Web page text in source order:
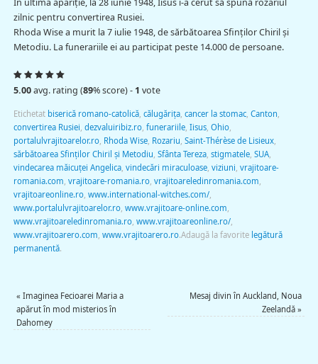
În ultima apariție, la 28 iunie 1948, Iisus i-a cerut să spună rozariul
zilnic pentru convertirea Rusiei.
Rhoda Wise a murit la 7 iulie 1948, de sărbătoarea Sfinților Chiril și
Metodiu. La funerariile ei au participat peste 14.000 de persoane.
5.00avg. rating (89% score) - 1 vote
Etichetat biserică romano-catolică, călugărița, cancer la stomac, Canton
convertirea Rusiei dezvaluiribiz.ro, funerariile, Iisus, Ohio,
portalulvrajitoarelor.ro, Rhoda Wise, Rozariu Saint-Thérèse de Lisieux,
sărbătoarea Sfinților Chiril și Metodiu Sfânta Tereza, stigmatele, SUA,
vindecarea măicuţei Angelica, vindecări miraculoase, viziuni vrajitoare-
romania.com vrajitoare-romania.ro, vrajitoareledinromania.com
vrajitoareonline.ro, www.international-witches.com/,
www.portalulvrajitoarelor.ro, www.vrajitoare-online.com
www.vrajitoareledinromania.ro, www.vrajitoareonline.ro/,
www.vrajitoarero.com www.vrajitoarero.ro.Adaugă la favorite legătură
permanentă.
« Imaginea Fecioarei Maria a
apărut în mod misterios în
Dahomey
Mesaj divin în Auckland, Noua
Zeelandă»